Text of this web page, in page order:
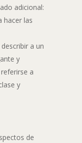
adicional:
hacer las
a un
y
a
y
de